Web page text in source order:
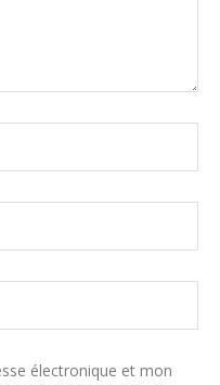
électronique et mon